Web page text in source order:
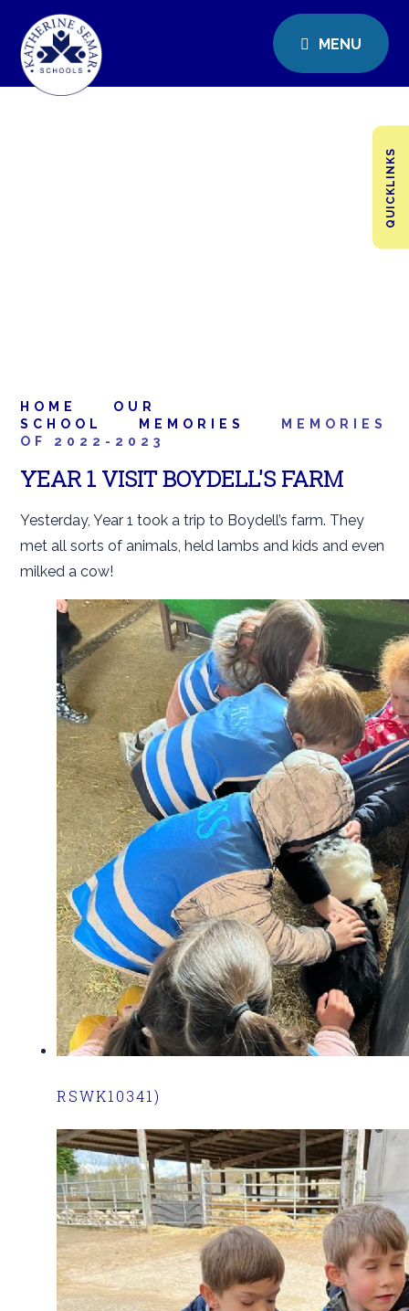
MENU
QUICKLINKS
HOME
OUR
SCHOOL
MEMORIES
MEMORIES
OF 2022-2023
YEAR 1 VISIT BOYDELL'S FARM
Yesterday, Year 1 took a trip to Boydell’s farm. They
met all sorts of animals, held lambs and kids and even
milked a cow!
RSWK10341)